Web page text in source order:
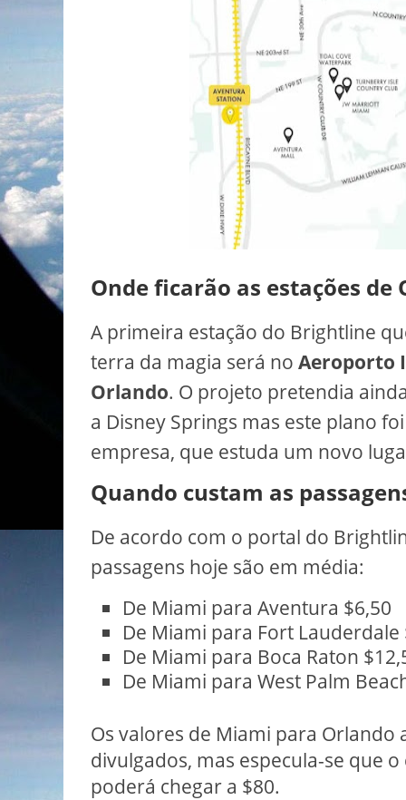
Onde ficarão as estações de
A primeira estação do Brightline
terra da magia será no Aeroporto
Orlando. O projeto pretendia
a Disney Springs mas este plano
empresa, que estuda um novo
Quando custam as
De acordo com o portal do
passagens hoje são em média:
De Miami para Aventura $6,50
De Miami para Fort Lauderdale
De Miami para Boca Raton
De Miami para West Palm
Os valores de Miami para Orlando
divulgados, mas especula-se que
poderá chegar a $80.